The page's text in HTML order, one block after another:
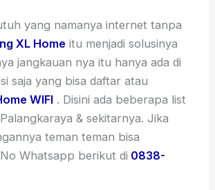
yang namanya internet tanpa
XL Home itu menjadi solusinya
jangkauan nya itu hanya ada di
saja yang bisa daftar atau
WIFI . Disini ada beberapa list
& sekitarnya. Jika
teman teman bisa
Whatsapp berikut di 0838-